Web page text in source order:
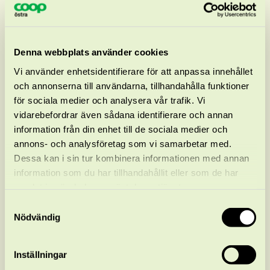
Denna webbplats använder cookies
Vi använder enhetsidentifierare för att anpassa innehållet
och annonserna till användarna, tillhandahålla funktioner
för sociala medier och analysera vår trafik. Vi
vidarebefordrar även sådana identifierare och annan
information från din enhet till de sociala medier och
annons- och analysföretag som vi samarbetar med.
Dessa kan i sin tur kombinera informationen med annan
information som du har tillhandahållit eller som de har
Nödvändig
Inställningar
få direktmarknadsföring från oss.
rätt att få ta del av personuppgifter som du
tillhandahållit till oss, i syfte att du ska kunna
överföra personuppgifterna till en annan
organisation.
Blankett för begäran om dataportabilitet – F-vald
Vill du utöva någon av dina rättigheterskickar du ett
underskrivet brev till postadressen nedan. Brevet
förtroendevald i Konsumentföreningen Stockholm,
ärendet samt din underskrift. För dataportabilitet
och registerutdrag kan du använda blanketterna